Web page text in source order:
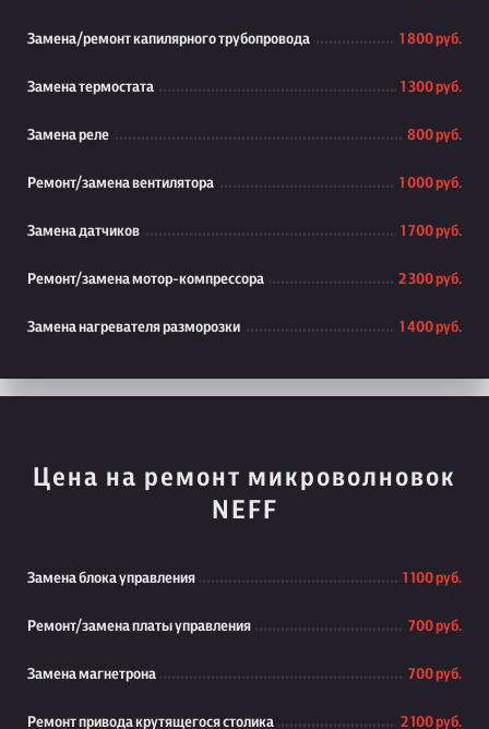
Замена/ремонт капилярного трубопровода 1 800 руб.
Замена термостата 1 300 руб.
Замена реле 800 руб.
Ремонт/замена вентилятора 1 000 руб.
Замена датчиков 1 700 руб.
Ремонт/замена мотор-компрессора 2 300 руб.
Замена нагревателя разморозки 1 400 руб.
Цена на ремонт микроволновок
NEFF
Замена блока управления 1 100 руб.
Ремонт/замена платы управления 700 руб.
Замена магнетрона 700 руб.
Ремонт привода крутящегося столика 2 100 руб.